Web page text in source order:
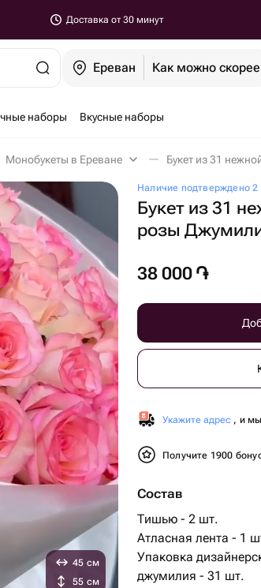
Доставка от 30 минут
Ереван Как можно скорее
наборы Вкусные наборы
Монобукеты в Ереване Букет из 31
Наличие подтверждено 2
Букет из 31
розы
38 000 ֏
Укажите адрес , и
Получите 1900
Состав
Тишью - 2 шт.
Атласная лента - 1
Упаковка
джумилия - 31 шт.
45 см
55 см